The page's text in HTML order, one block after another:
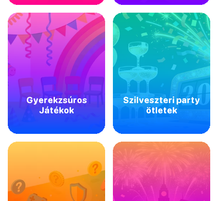
Gyerekzsúros
Játékok
Szilveszteri party
ötletek